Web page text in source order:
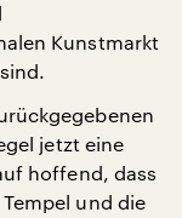
Kunstmarkt
jetzt eine
hoffend, dass
und die